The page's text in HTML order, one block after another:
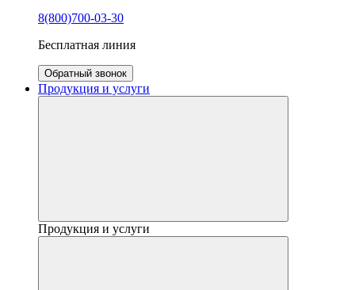
8(800)700-03-30
Бесплатная линия
Обратный звонок
Продукция и услуги
Продукция и услуги